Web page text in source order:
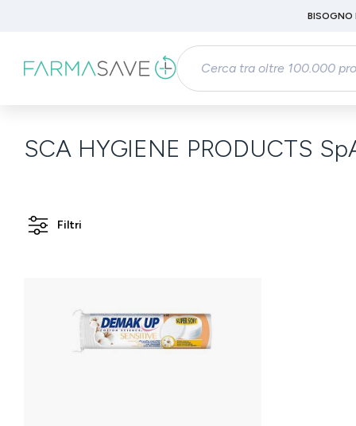
Passa alla navigazione principale
BISOGNO
SCA HYGIENE PRODUCTS
Filtri